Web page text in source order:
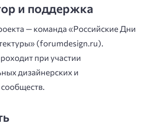
и поддержка
— команда «Российские Дни
(forumdesign.ru).
при участии
дизайнерских и